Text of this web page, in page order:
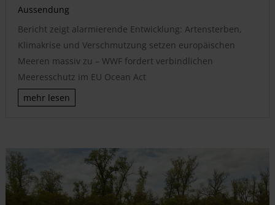
Aussendung
Bericht zeigt alarmierende Entwicklung: Artensterben,
Klimakrise und Verschmutzung setzen europäischen
Meeren massiv zu – WWF fordert verbindlichen
Meeresschutz im EU Ocean Act
mehr lesen